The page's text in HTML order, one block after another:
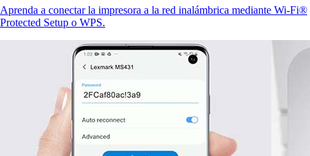
Aprenda a conectar la impresora a la red inalámbrica mediante Wi-Fi®
Protected Setup o WPS.